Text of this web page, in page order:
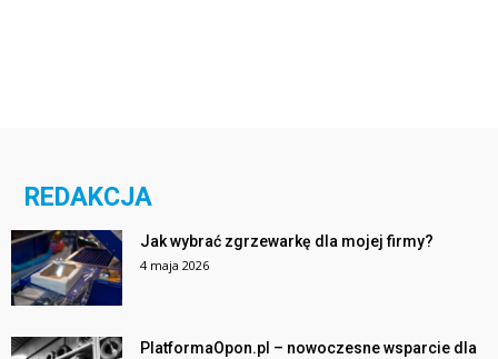
REDAKCJA
Jak wybrać zgrzewarkę dla mojej firmy?
4 maja 2026
PlatformaOpon.pl – nowoczesne wsparcie dla